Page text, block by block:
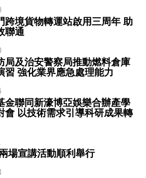
跨境貨物轉運站啟用三周年 助
聯通
局及治安警察局推動燃料倉庫
習 強化業界應急處理能力
金聯同新濠博亞娛樂合辦產學
會 以技術需求引導科研成果轉
場宣講活動順利舉行